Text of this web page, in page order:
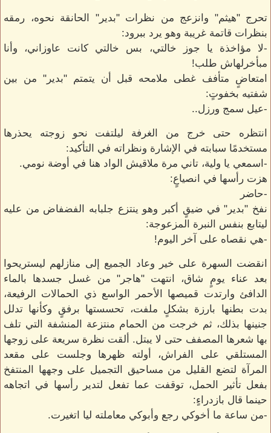
تحرج "هيثم" وانزعج من نظرات "بدير" الحانقة نحوه، رمقه
بنظرات قاتمة غريبة وهو يرد ببرود:
-لا مؤاخذة يا جوز خالتي، بس خالتي كانت عاوزاني، وأنا
مبأخرلهاش طلب!
امتعاضٍ متأفف غطى ملامحه قبل أن يتمتم "بدير" من بين
شفتيه بخفوتٍ:
-عيل سمج ورزل..
انتظره حتى خرج من الغرفة ليلتفت نحو زوجته يحذرها
مستخدمًا سبابته في الإشارة ونظراته في التأكيد:
-اسمعي يا ولية، تاني مرة ملاقيش الواد هنا في أوضة نومي.
هزت رأسها في انصياعٍ:
-حاضر
نفخ "بدير" في ضيقٍ أكبر وهو ينتزع جلبابه الفضفاض من عليه
ليتابع بنفس النبرة المزعوجة:
-هي نقصاه على آخر اليوم!
انقضت السهرة على خير وعاد الجميع إلى منازلهم ليستريحوا
بعد عناء يومٍ شاق، انتهت "هاجر" من غسل جسدها بالماء
الدافئ وارتدت قميصها الأحمر الواسع ذي الحمالات الرفيعة،
بدت بطنها بارزة بشكلٍ ملفت، تحسستها برفقٍ وكأنها تدلل
جنينها بذلك، ثم خرجت من الحمام منتزعة المنشفة التي تلف
بها شعرها المصفف حتى لا يبتل. ألقت نظرة سريعة على زوجها
المستلقي على الفراش، أولته ظهرها وجلست على مقعد
المرآة لتضع القليل من مساحيق التجميل على وجهها المنتفخ
بفعل تأثير الحمل، توقفت عما تفعل لتدير رأسها في اتجاهه
حينما قال بازدراءٍ:
-من ساعة ما أخوكي رجع وأبوكي معاملته ليا اتغيرت.